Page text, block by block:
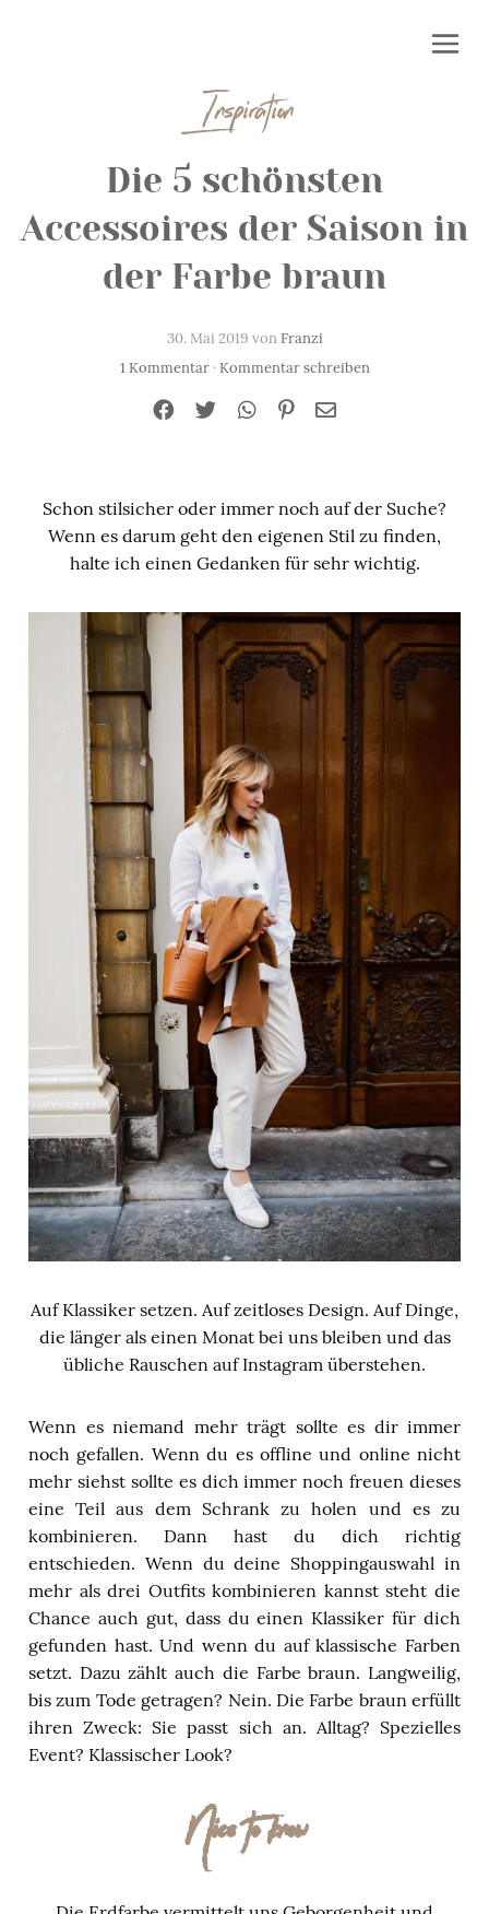
Inspiration
Die 5 schönsten
Accessoires der Saison in
der Farbe braun
30. Mai 2019 vonFranzi
1 Kommentar· Kommentar schreiben
Schon stilsicher oder immer noch auf der Suche?
Wenn es darum geht den eigenen Stil zu finden,
halte ich einen Gedanken für sehr wichtig.
Auf Klassiker setzen. Auf zeitloses Design. Auf Dinge,
die länger als einen Monat bei uns bleiben und das
übliche Rauschen auf Instagram überstehen.
Wenn es niemand mehr trägt sollte es dir immer
noch gefallen. Wenn du es offline und online nicht
mehr siehst sollte es dich immer noch freuen dieses
eine Teil aus dem Schrank zu holen und es zu
kombinieren. Dann hast du dich richtig
entschieden. Wenn du deine Shoppingauswahl in
mehr als drei Outfits kombinieren kannst steht die
Chance auch gut, dass du einen Klassiker für dich
gefunden hast. Und wenn du auf klassische Farben
setzt. Dazu zählt auch die Farbe braun. Langweilig,
bis zum Tode getragen? Nein. Die Farbe braun erfüllt
ihren Zweck: Sie passt sich an. Alltag? Spezielles
Event? Klassischer Look?
Nice to know